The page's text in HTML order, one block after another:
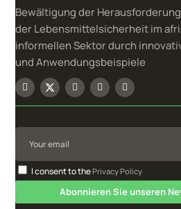
Bewältigung der
der Lebensmittelsicherheit im
informellen Sektor durch
und Anwendungsbeispiele
I consent to thePrivacy Policy
Abonnieren Sie unseren